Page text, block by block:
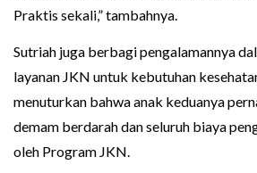
Praktis sekali,” tambahnya.
Sutriah juga berbagi pengalamannya
layanan JKN untuk kebutuhan
menuturkan bahwa anak keduanya
demam berdarah dan seluruh biaya
oleh Program JKN.